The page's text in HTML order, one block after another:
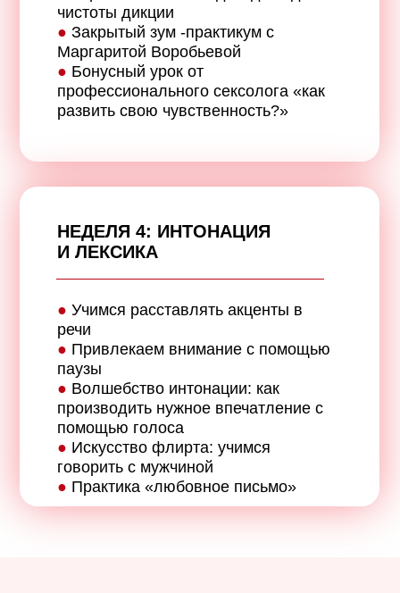
чистоты дикции
● Закрытый зум -практикум с
Маргаритой Воробьевой
● Бонусный урок от
профессионального сексолога «как
развить свою чувственность?»
НЕДЕЛЯ 4: ИНТОНАЦИЯ
И ЛЕКСИКА
● Учимся расставлять акценты в
речи
● Привлекаем внимание с помощью
паузы
● Волшебство интонации: как
производить нужное впечатление с
помощью голоса
● Искусство флирта: учимся
говорить с мужчиной
● Практика «любовное письмо»